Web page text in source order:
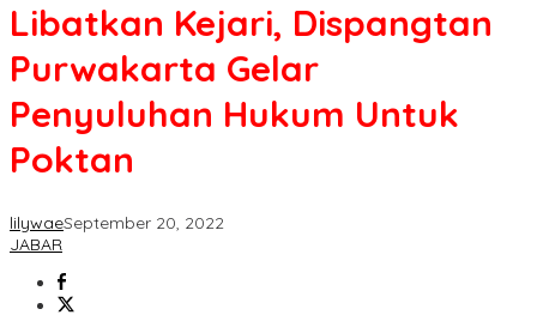
Libatkan Kejari, Dispangtan
Purwakarta Gelar
Penyuluhan Hukum Untuk
Poktan
lilywaeSeptember 20, 2022
JABAR